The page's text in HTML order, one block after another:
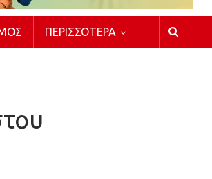
ΠΕΡΙΣΣΌΤΕΡΑ